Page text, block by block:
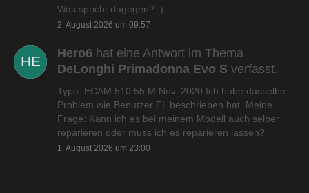
Was spricht dagegen? :)
2. August 2026 um 09:57
Hero6 hat eine Antwort im Thema
DeLonghi Primadonna Evo S verfasst.
Type: ECAM 510.55.M Nov. 2020 Ich habe dasselbe
Problem wie Benutzer FL beschrieben hat. Meine
Frage: Kann ich es bei meinem Modell auch selber
reparieren oder muss ich es reparieren lassen?
1. August 2026 um 23:00